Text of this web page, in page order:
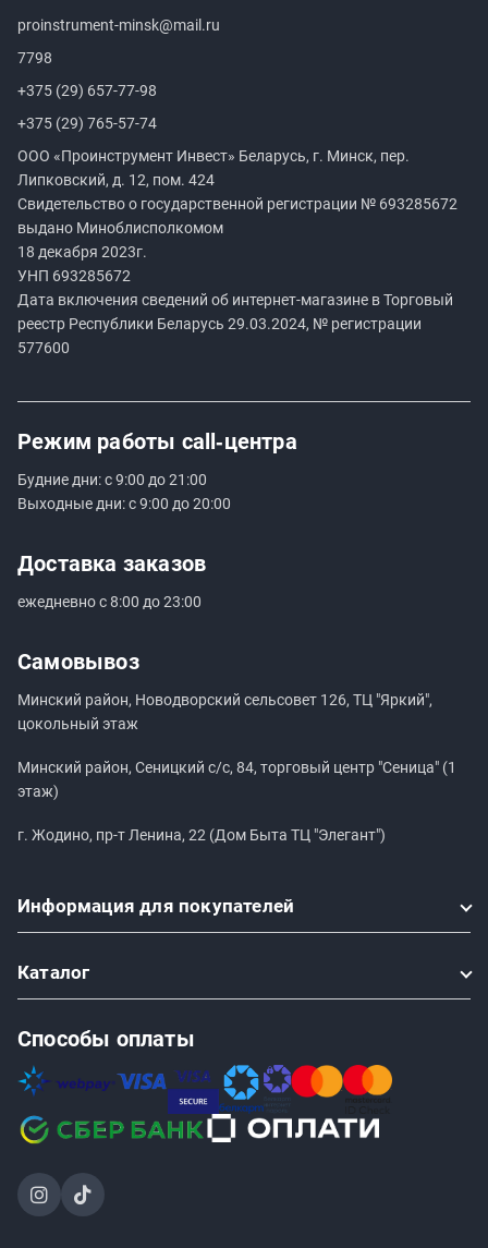
proinstrument-minsk@mail.ru
7798
+375 (29) 657-77-98
+375 (29) 765-57-74
ООО «Проинструмент Инвест» Беларусь, г. Минск, пер.
Липковский, д. 12, пом. 424
Свидетельство о государственной регистрации № 693285672
выдано Миноблисполкомом
18 декабря 2023г.
УНП 693285672
Дата включения сведений об интернет-магазине в Торговый
реестр Республики Беларусь 29.03.2024, № регистрации
577600
Режим работы call‑центра
Будние дни: с 9:00 до 21:00
Выходные дни: с 9:00 до 20:00
Доставка заказов
ежедневно с 8:00 до 23:00
Самовывоз
Минский район, Новодворский сельсовет 126, ТЦ "Яркий",
цокольный этаж
Минский район, Сеницкий с/с, 84, торговый центр "Сеница" (1
этаж)
г. Жодино, пр-т Ленина, 22 (Дом Быта ТЦ "Элегант")
Информация для покупателей
Каталог
Способы оплаты